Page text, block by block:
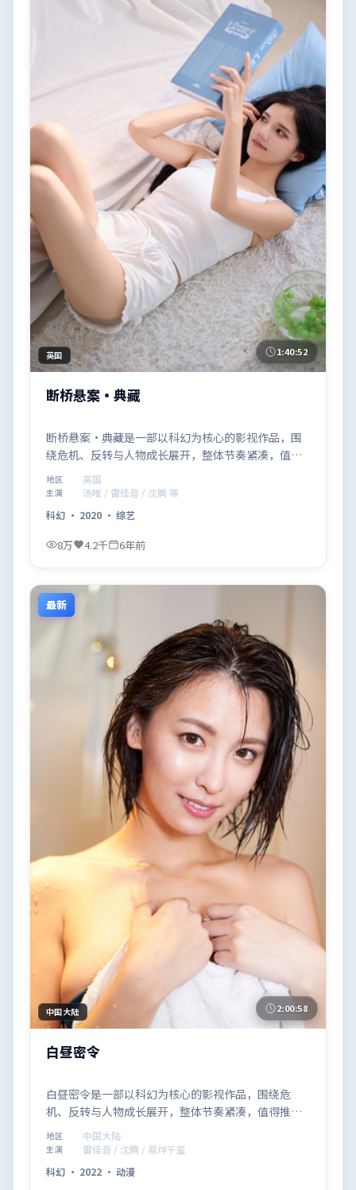
英国 1:40:52
断桥悬案·典藏
断桥悬案·典藏是一部以科幻为核心的影视作品，围
绕危机、反转与人物成长展开，整体节奏紧凑，值得
推荐观看。
地区 英国
主演
汤唯 / 雷佳音 / 沈腾 等
科幻 · 2020 · 综艺
8万 4.2千 6年前
最新
中国大陆 2:00:58
白昼密令
白昼密令是一部以科幻为核心的影视作品，围绕危
机、反转与人物成长展开，整体节奏紧凑，值得推荐
观看。
地区 中国大陆
主演
雷佳音 / 沈腾 / 易烊千玺
科幻 · 2022 · 动漫